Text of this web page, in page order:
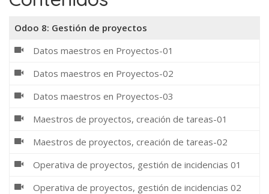
Odoo 8: Gestión de proyectos
Datos maestros en Proyectos-01
Datos maestros en Proyectos-02
Datos maestros en Proyectos-03
Maestros de proyectos, creación de tareas-01
Maestros de proyectos, creación de tareas-02
Operativa de proyectos, gestión de incidencias 01
Operativa de proyectos, gestión de incidencias 02